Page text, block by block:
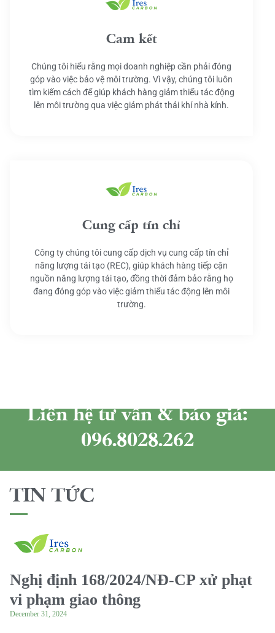
Cam kết
Chúng tôi hiểu rằng mọi doanh nghiệp cần phải đóng
góp vào việc bảo vệ môi trường. Vì vậy, chúng tôi luôn
tìm kiếm cách để giúp khách hàng giảm thiểu tác động
lên môi trường qua việc giảm phát thải khí nhà kính.
Cung cấp tín chỉ
Công ty chúng tôi cung cấp dịch vụ cung cấp tín chỉ
năng lượng tái tạo (REC), giúp khách hàng tiếp cận
nguồn năng lượng tái tạo, đồng thời đảm bảo rằng họ
đang đóng góp vào việc giảm thiểu tác động lên môi
trường.
Liên hệ tư vấn & báo giá:
096.8028.262
TIN TỨC
Nghị định 168/2024/NĐ-CP xử phạt
vi phạm giao thông
December 31, 2024